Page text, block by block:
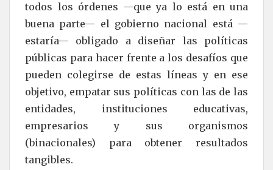
todos los órdenes —que ya lo está en una
buena parte— el gobierno nacional está —
estaría— obligado a diseñar las políticas
públicas para hacer frente a los desafíos que
pueden colegirse de estas líneas y en ese
objetivo, empatar sus políticas con las de las
entidades, instituciones educativas,
empresarios y sus organismos
(binacionales) para obtener resultados
tangibles.